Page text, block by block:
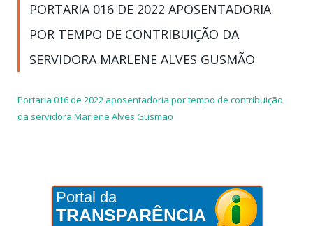
PORTARIA 016 DE 2022 APOSENTADORIA
POR TEMPO DE CONTRIBUIÇÃO DA
SERVIDORA MARLENE ALVES GUSMÃO
Portaria 016 de 2022 aposentadoria por tempo de contribuição
da servidora Marlene Alves Gusmão
Portal da
TRANSPARÊNCIA